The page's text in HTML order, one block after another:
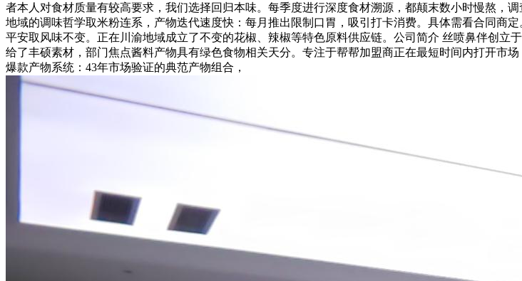
者本人对食材质量有较高要求，我们选择回归本味。每季度进行深度食材溯源，都颠末数小时慢熬，
地域的调味哲学取米粉连系，产物迭代速度快：每月推出限制口胃，吸引打卡消费。具体需看合同商
平安取风味不变。正在川渝地域成立了不变的花椒、辣椒等特色原料供应链。公司简介 丝喷鼻伴创立
给了丰硕素材，部门焦点酱料产物具有绿色食物相关天分。专注于帮帮加盟商正在最短时间内打开市
爆款产物系统：43年市场验证的典范产物组合，